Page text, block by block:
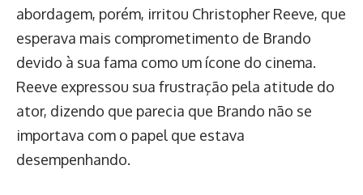
abordagem, porém, irritou Christopher Reeve, que
esperava mais comprometimento de Brando
devido à sua fama como um ícone do cinema.
Reeve expressou sua frustração pela atitude do
ator, dizendo que parecia que Brando não se
importava com o papel que estava
desempenhando.